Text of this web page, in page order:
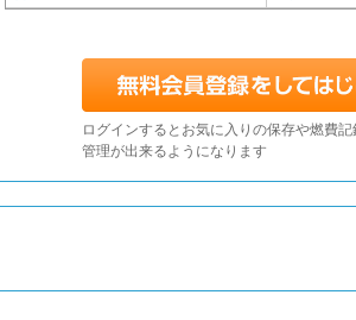
ログインするとお気に入りの保存や燃費
管理が出来るようになります